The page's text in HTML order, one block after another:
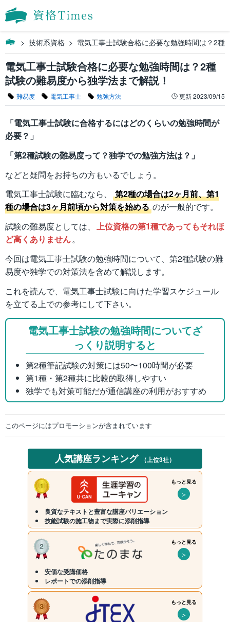
技術系資格 電気工事士試験合格に必要な勉強時間は？2種
電気工事士試験合格に必要な勉強時間は？2種
試験の難易度から独学法まで解説！
難易度 電気工事士 勉強方法 更新2023/09/15
「電気工事士試験に合格するにはどのくらいの勉強時間が
必要？」
「第2種試験の難易度って？独学での勉強方法は？」
などと疑問をお持ちの方もいるでしょう。
電気工事士試験に臨むなら、
第2種の場合は2ヶ月前、第1
種の場合は3ヶ月前頃から対策を始める のが一般的です。
試験の難易度としては、 上位資格の第1種であってもそれほ
ど高くありません。
今回は電気工事士試験の勉強時間について、第2種試験の難
易度や独学での対策法を含めて解説します。
これを読んで、電気工事士試験に向けた学習スケジュール
を立てる上での参考にして下さい。
電気工事士試験の勉強時間についてざ
っくり説明すると
第2種筆記試験の対策には50〜100時間が必要
第1種・第2種共に比較的取得しやすい
独学でも対策可能だが通信講座の利用がおすすめ
このページにはプロモーションが含まれています
人気講座ランキング （上位3社）
もっと見る
＞
良質なテキストと豊富な講座バリエーション
技能試験の施工物まで実際に添削指導
もっと見る
＞
安価な受講価格
レポートでの添削指導
もっと見る
＞